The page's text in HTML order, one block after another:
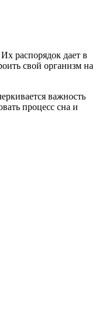
распорядок дает в
свой организм на
важность
процесс сна и